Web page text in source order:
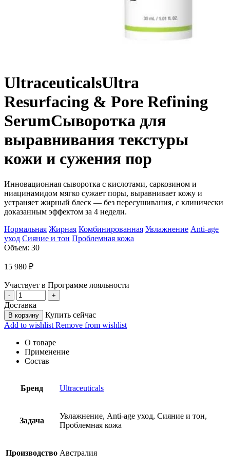
UltraceuticalsUltra
Resurfacing & Pore Refining
SerumСыворотка для
выравнивания текстуры
кожи и сужения пор
Инновационная сыворотка с кислотами, саркозином и
ниацинамидом мягко сужает поры, выравнивает кожу и
устраняет жирный блеск — без пересушивания, с клинически
доказанным эффектом за 4 недели.
Нормальная Жирная Комбинированная Увлажнение Anti-age
уход Сияние и тон Проблемная кожа
Объем: 30
15 980 ₽
Участвует в Программе лояльности
Доставка
В корзину
Купить сейчас
Add to wishlist Remove from wishlist
О товаре
Применение
Состав
Бренд Ultraceuticals
Задача
Увлажнение, Anti-age уход, Сияние и тон,
Проблемная кожа
Производство Австралия